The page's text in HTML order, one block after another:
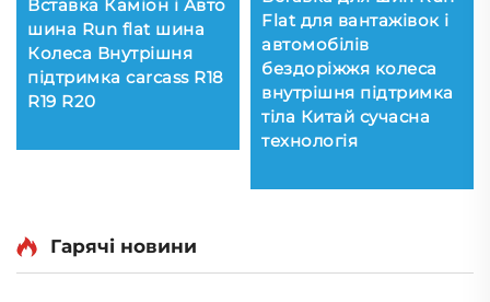
Вставка Каміон і Авто
шина Run flat шина
Колеса Внутрішня
підтримка carcass R18
R19 R20
Flat для вантажівок і
автомобілів
бездоріжжя колеса
внутрішня підтримка
тіла Китай сучасна
технологія
Гарячі новини